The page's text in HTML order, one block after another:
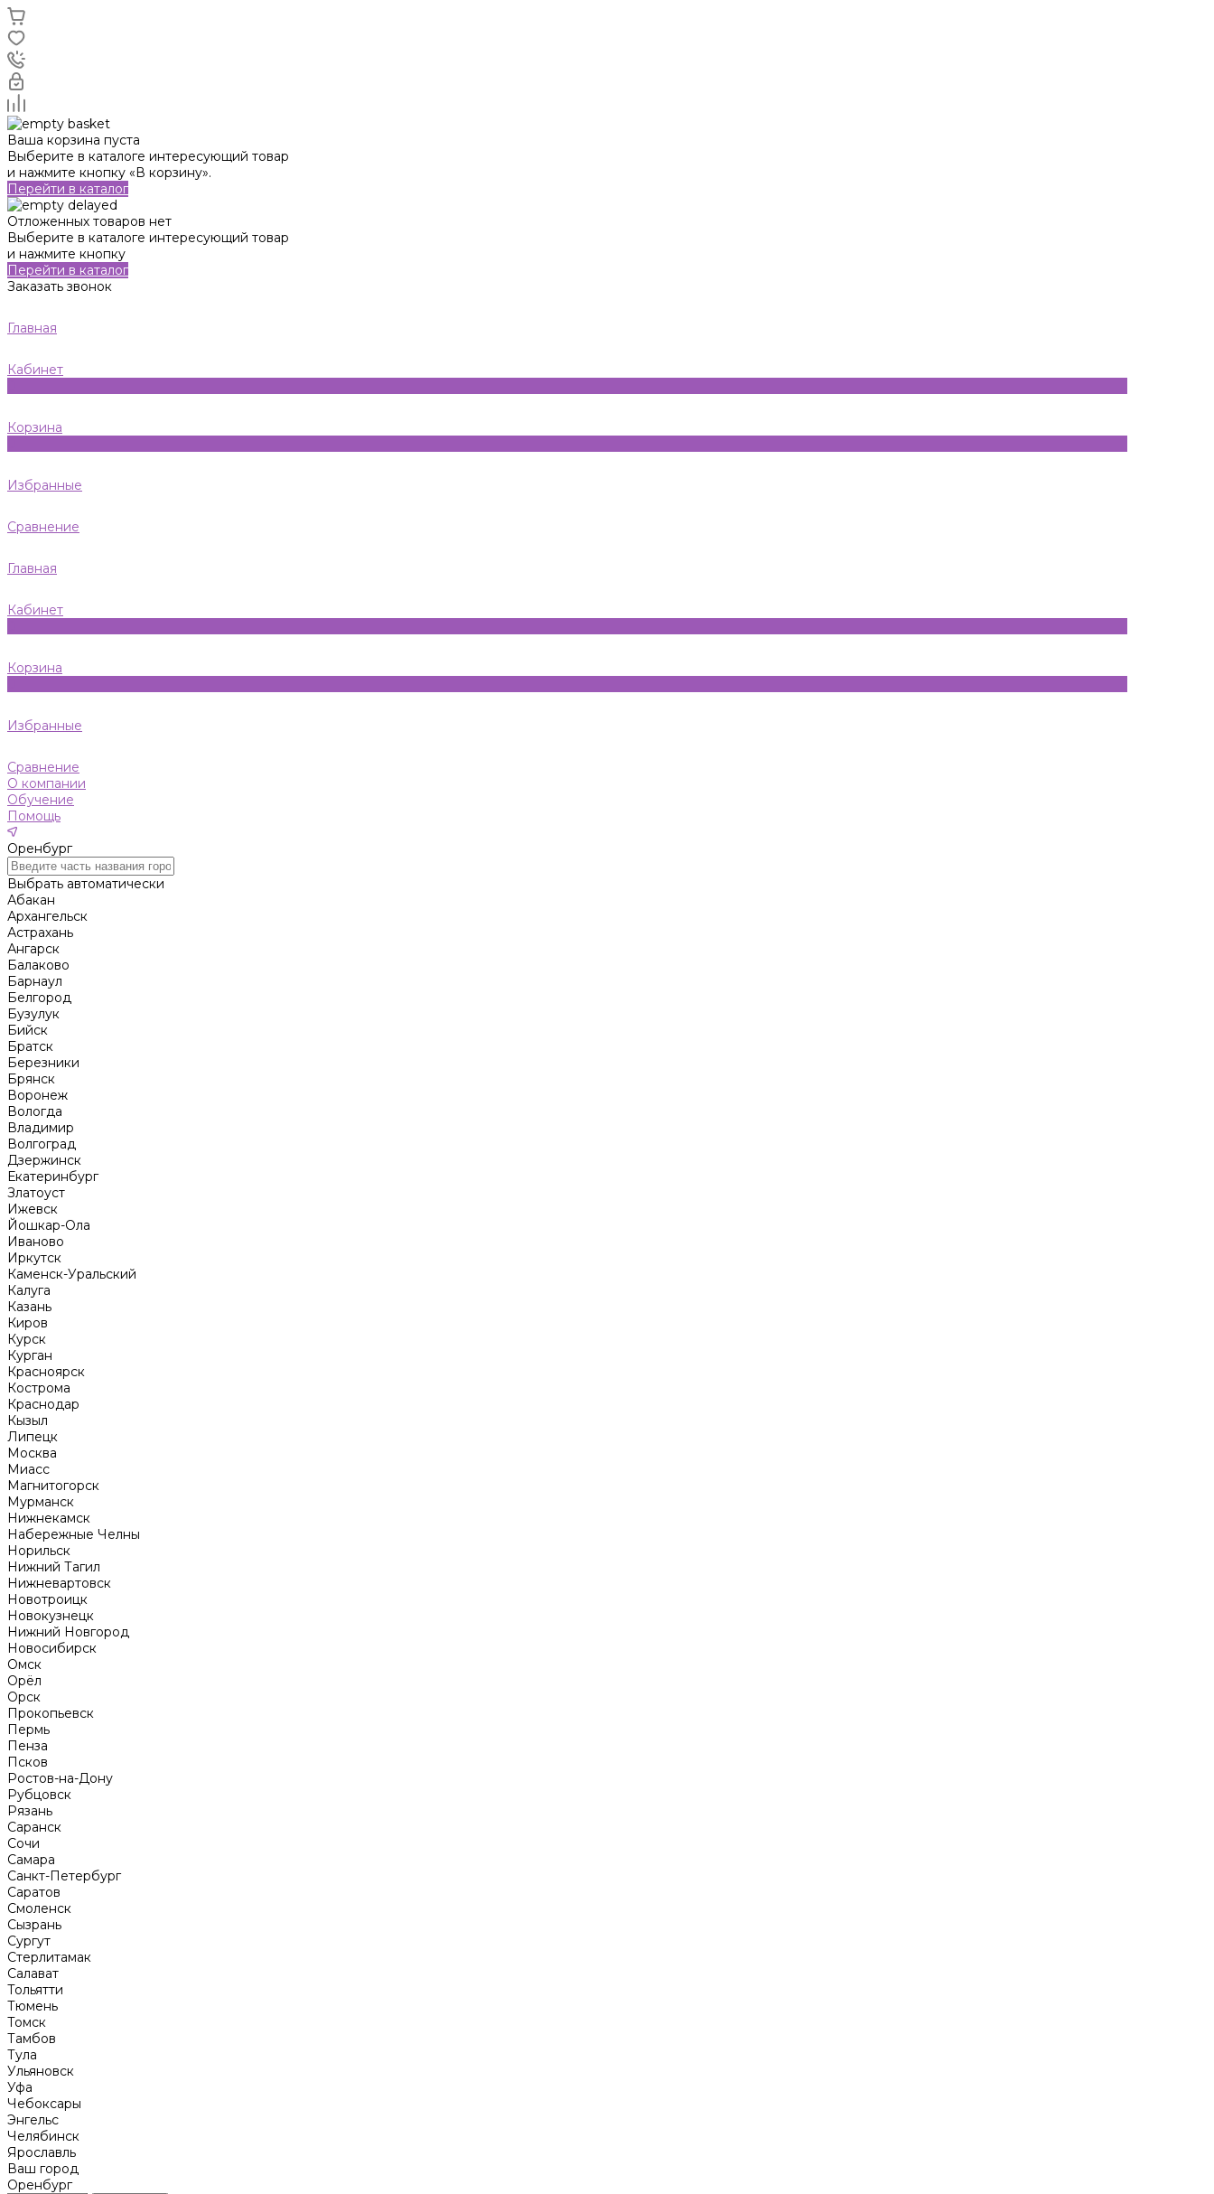
Ваша корзина пуста
Выберите в каталоге интересующий товар
и нажмите кнопку «В корзину».
Перейти в каталог
Отложенных товаров нет
Выберите в каталоге интересующий товар
и нажмите кнопку
Перейти в каталог
Заказать звонок
Главная
Кабинет
Корзина
Избранные
Сравнение
Главная
Кабинет
Корзина
Избранные
Сравнение
О компании
Обучение
Помощь
Оренбург
Выбрать автоматически
Абакан
Архангельск
Астрахань
Ангарск
Балаково
Барнаул
Белгород
Бузулук
Бийск
Братск
Березники
Брянск
Воронеж
Вологда
Владимир
Волгоград
Дзержинск
Екатеринбург
Златоуст
Ижевск
Йошкар-Ола
Иваново
Иркутск
Каменск-Уральский
Калуга
Казань
Киров
Курск
Курган
Красноярск
Кострома
Краснодар
Кызыл
Липецк
Москва
Миасс
Магнитогорск
Мурманск
Нижнекамск
Набережные Челны
Норильск
Нижний Тагил
Нижневартовск
Новотроицк
Новокузнецк
Нижний Новгород
Новосибирск
Омск
Орёл
Орск
Прокопьевск
Пермь
Пенза
Псков
Ростов-на-Дону
Рубцовск
Рязань
Саранск
Сочи
Самара
Санкт-Петербург
Саратов
Смоленск
Сызрань
Сургут
Стерлитамак
Салават
Тольятти
Тюмень
Томск
Тамбов
Тула
Ульяновск
Уфа
Чебоксары
Энгельс
Челябинск
Ярославль
Ваш город
Оренбург